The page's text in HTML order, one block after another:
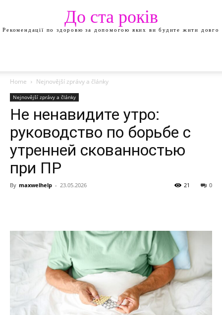
До ста років
Рекомендації по здоровю за допомогою яких ви будите жити довго
Home Nejnovější zprávy a články
Nejnovější zprávy a články
Не ненавидите утро:
руководство по борьбе с
утренней скованностью
при ПР
By maxwelhelp - 23.05.2026 0
21